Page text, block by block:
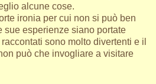
alcune cose.
ironia per cui non si può ben
sue esperienze siano portate
sono molto divertenti e il
può che invogliare a visitare